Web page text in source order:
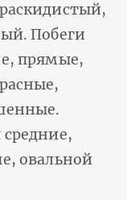
Побеги
прямые,
средние,
овальной